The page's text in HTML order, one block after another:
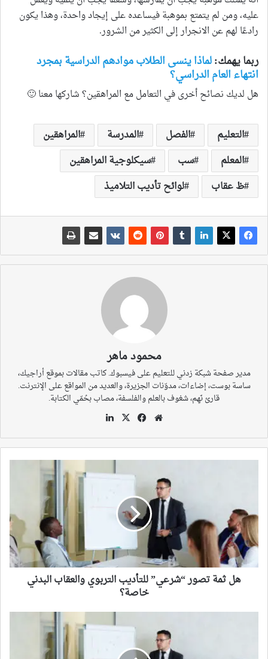
عليه، ومن لم يتمتع بموهبة فيساعده على إيجاد واحدة، وهذا يكون
رادعًا لهم عن الانجرار إلى الكثير من الشرور.
ربما يهمك:لماذا ينسى الطلاب موادهم الدراسية بمجرد
انتهاء العام الدراسي؟
هل لديك نصائح أخرى في التعامل مع المراهقين؟ شاركها معنا 🙂
التعليم الفصل المدرسة
المراهقين
المعلم
سب
سيكلوجية المراهقين
ظ عقاب
لوائح تأديب التلاميذ
محمود ماهر
مدير صفحة شبكة زدني للتعليم على فيسبوك. كاتب مقالات بموقع أراجيك،
ساسة بوست، إضاءات، مدوّنات الجزيرة، والعديد من المواقع على الإنترنت.
قارئ نَهِم، شغوف بالعلم والفلسفة، مصاب بحُمّي الكتابة.
موقع فيسبوك
‫X
للتأديب
التربوي
والعقاب
البدني
خاصة؟
هل ثمة تصور “شرعي” للتأديب التربوي والعقاب البدني
خاصة؟